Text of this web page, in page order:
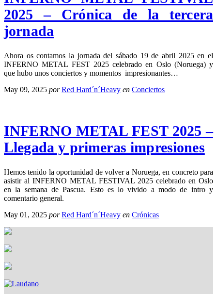
2025 – Crónica de la tercera
jornada
Ahora os contamos la jornada del sábado 19 de abril 2025 en el
INFERNO METAL FEST 2025 celebrado en Oslo (Noruega) y
que hubo unos conciertos y momentos impresionantes…
May 09, 2025 por Red Hard´n´Heavy en Conciertos
INFERNO METAL FEST 2025 –
Llegada y primeras impresiones
Hemos tenido la oportunidad de volver a Noruega, en concreto para
asistir al INFERNO METAL FESTIVAL 2025 celebrado en Oslo
en la semana de Pascua. Esto es lo vivido a modo de intro y
comentario general.
May 01, 2025 por Red Hard´n´Heavy en Crónicas